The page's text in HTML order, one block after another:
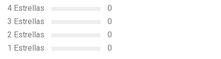
4 Estrellas
0
3 Estrellas
0
2 Estrellas
0
1 Estrellas
0